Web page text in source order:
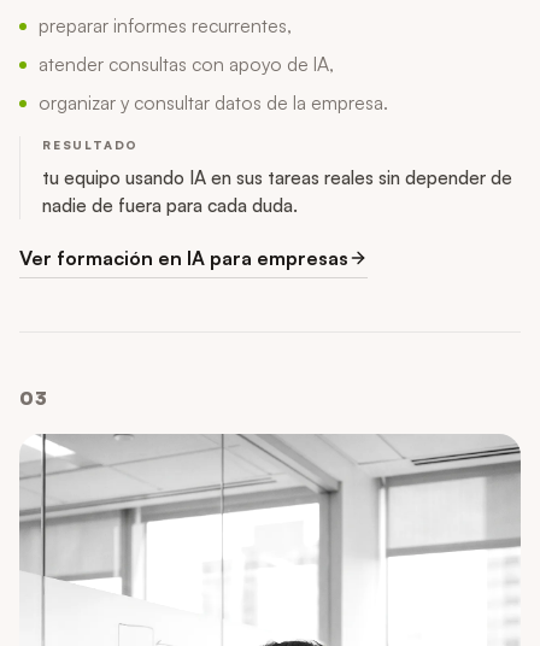
preparar informes recurrentes,
atender consultas con apoyo de IA,
organizar y consultar datos de la empresa.
RESULTADO
tu equipo usando IA en sus tareas reales sin depender de
nadie de fuera para cada duda.
Ver formación en IA para empresas
03